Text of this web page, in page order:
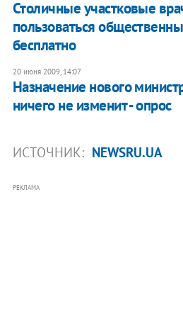
Столичные участковые
пользоваться
бесплатно
20 июня 2009, 14:07
Назначение нового
ничего не изменит - опрос
ИСТОЧНИК: NEWSRU.UA
РЕКЛАМА